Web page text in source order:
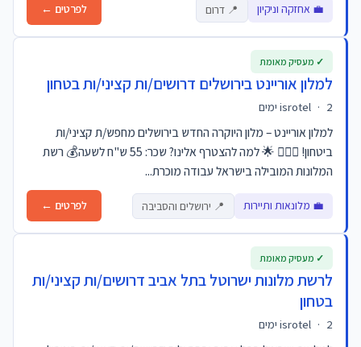
💼 אחזקה וניקיון 📍 דרום לפרטים ←
למלון אוריינט בירושלים דרושים/ות קציני/ות בטחון
isrotel · 2 ימים
למלון אוריינט – מלון היוקרה החדש בירושלים מחפש/ת קציני/ות
ביטחון! 👮‍♂️✨ 🌟 למה להצטרף אלינו? שכר: 55 ש"ח לשעה💰 רשת
המלונות המובילה בישראל עבודה מוכרת...
💼 מלונאות ותיירות 📍 ירושלים והסביבה לפרטים ←
✓ מעסיק מאומת
לרשת מלונות ישרוטל בתל אביב דרושים/ות קציני/ות
בטחון
isrotel · 2 ימים
✓ מעסיק מאומת